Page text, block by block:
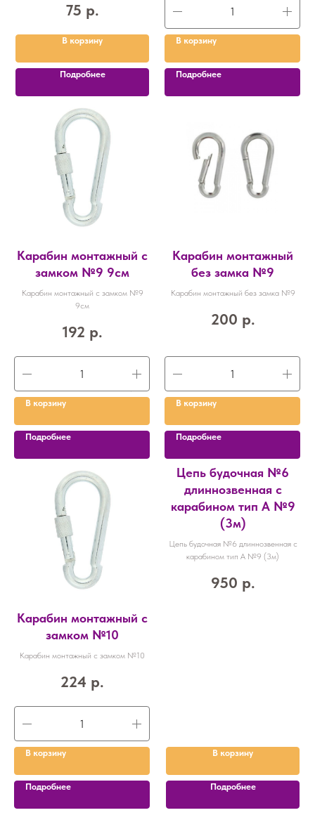
75 р.
В корзину
Подробнее
В корзину
Подробнее
Карабин монтажный с
замком №9 9см
Карабин монтажный с замком №9
9см
192 р.
В корзину
Подробнее
Карабин монтажный
без замка №9
Карабин монтажный без замка №9
200 р.
В корзину
Подробнее
Карабин монтажный с
замком №10
Карабин монтажный с замком №10
224 р.
В корзину
Подробнее
Цепь будочная №6
длиннозвенная с
карабином тип А №9
(3м)
Цепь будочная №6 длиннозвенная с
карабином тип А №9 (3м)
950 р.
В корзину
Подробнее